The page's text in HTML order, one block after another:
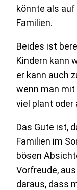
könnte als
Familien.
Beides ist
Kindern kann
er kann auch
wenn man
viel plant oder
Das Gute ist,
Familien im
bösen
Vorfreude,
daraus, dass